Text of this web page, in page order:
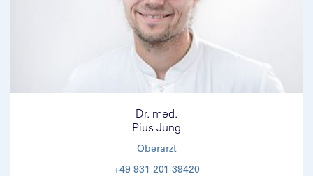
Dr. med.
Pius Jung
Oberarzt
+49 931 201-39420